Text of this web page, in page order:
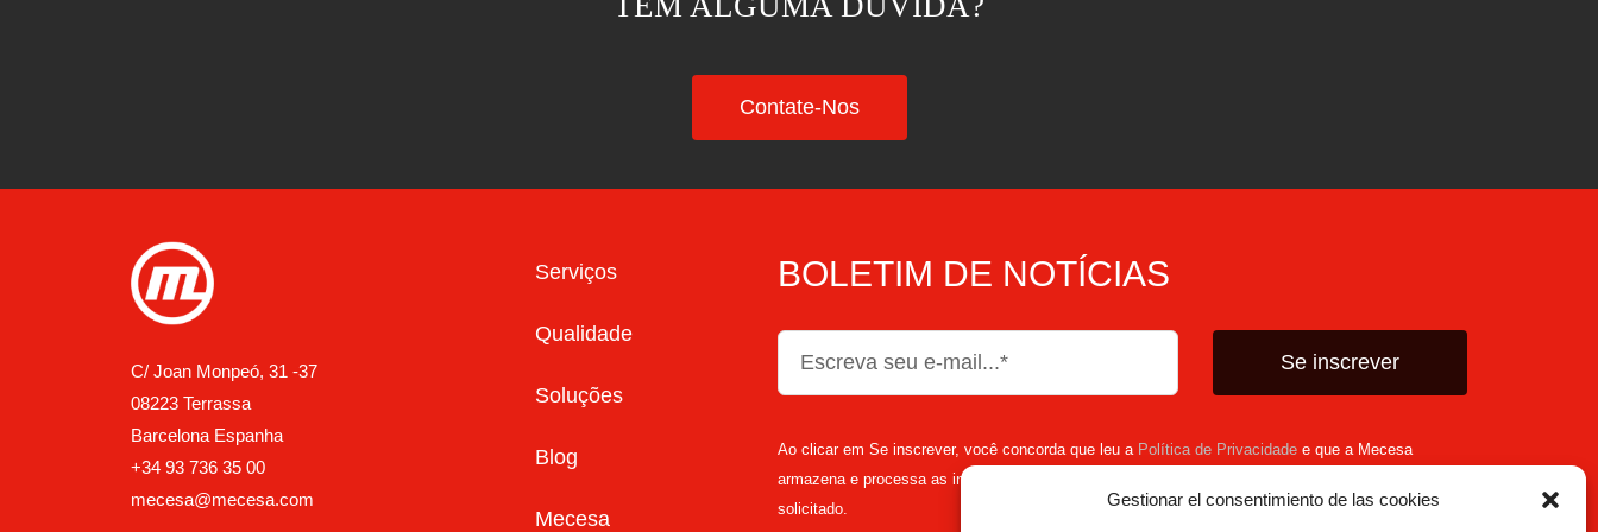
Gestionar el consentimiento de las cookies
Contate-Nos
C/ Joan Monpeó, 31 -37
08223 Terrassa
Barcelona Espanha
+34 93 736 35 00
mecesa@mecesa.com
Serviços
Qualidade
Soluções
Blog
Mecesa
BOLETIM DE NOTÍCIAS
Se inscrever
Ao clicar em Se inscrever, você concorda que leu a Política de Privacidadee que a Mecesa
armazena e processa as informações pessoais fornecidas acima para fornecer o conteúdo
solicitado.